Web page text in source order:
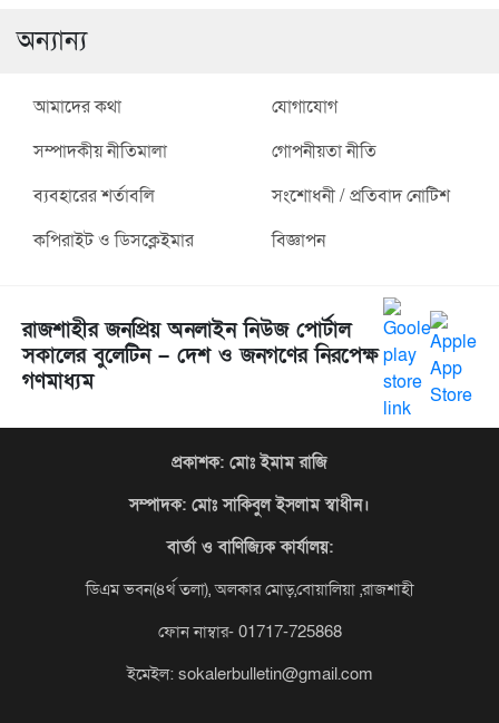
অন্যান্য
আমাদের কথা
যোগাযোগ
সম্পাদকীয় নীতিমালা
গোপনীয়তা নীতি
ব্যবহারের শর্তাবলি
সংশোধনী / প্রতিবাদ নোটিশ
কপিরাইট ও ডিসক্লেইমার
বিজ্ঞাপন
রাজশাহীর জনপ্রিয় অনলাইন নিউজ পোর্টাল
সকালের বুলেটিন – দেশ ও জনগণের নিরপেক্ষ
গণমাধ্যম
প্রকাশক: মোঃ ইমাম রাজি
সম্পাদক: মোঃ সাকিবুল ইসলাম স্বাধীন।
বার্তা ও বাণিজ্যিক কার্যালয়:
ডিএম ভবন(৪র্থ তলা), অলকার মোড়,বোয়ালিয়া ,রাজশাহী
ফোন নাম্বার- 01717-725868
ইমেইল: sokalerbulletin@gmail.com